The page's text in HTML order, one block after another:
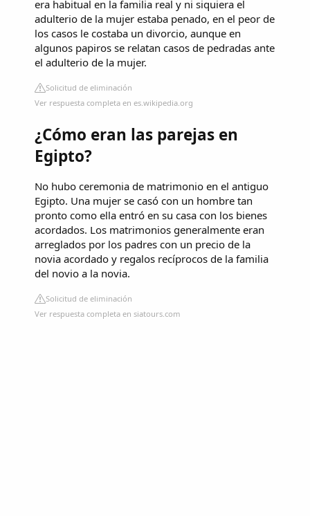
era habitual en la familia real y ni siquiera el
adulterio de la mujer estaba penado, en el peor de
los casos le costaba un divorcio, aunque en
algunos papiros se relatan casos de pedradas ante
el adulterio de la mujer.
Solicitud de eliminación
Ver respuesta completa en es.wikipedia.org
¿Cómo eran las parejas en
Egipto?
No hubo ceremonia de matrimonio en el antiguo
Egipto. Una mujer se casó con un hombre tan
pronto como ella entró en su casa con los bienes
acordados. Los matrimonios generalmente eran
arreglados por los padres con un precio de la
novia acordado y regalos recíprocos de la familia
del novio a la novia.
Solicitud de eliminación
Ver respuesta completa en siatours.com